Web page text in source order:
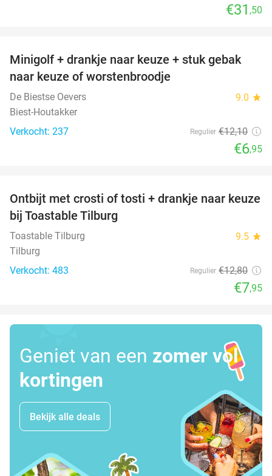
€31 ,50
43%
Minigolf + drankje naar keuze + stuk gebak
naar keuze of worstenbroodje
De Biestse Oevers 9.0 star
Biest-Houtakker
Verkocht: 237
Regulier €12,10
€6,95
38%
Ontbijt met crosti of tosti + drankje naar keuze
bij Toastable Tilburg
Toastable Tilburg 9.5 star
Tilburg
Verkocht: 483
Regulier €12,80
€7,95
Geniet van een zomer vol
kortingen
Bekijk alle deals